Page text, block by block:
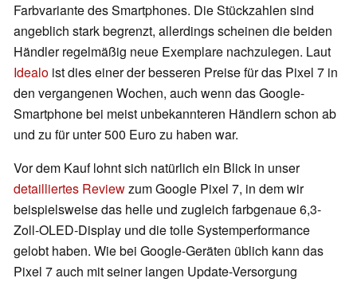
Farbvariante des Smartphones. Die Stückzahlen sind
angeblich stark begrenzt, allerdings scheinen die beiden
Händler regelmäßig neue Exemplare nachzulegen. Laut
Idealo ist dies einer der besseren Preise für das Pixel 7 in
den vergangenen Wochen, auch wenn das Google-
Smartphone bei meist unbekannteren Händlern schon ab
und zu für unter 500 Euro zu haben war.
Vor dem Kauf lohnt sich natürlich ein Blick in unser
detailliertes Reviewzum Google Pixel 7, in dem wir
beispielsweise das helle und zugleich farbgenaue 6,3-
Zoll-OLED-Display und die tolle Systemperformance
gelobt haben. Wie bei Google-Geräten üblich kann das
Pixel 7 auch mit seiner langen Update-Versorgung